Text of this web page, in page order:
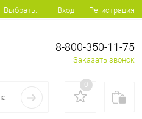
Выбрать... Вход Регистрация
8-800-350-11-75
Заказать звонок
0